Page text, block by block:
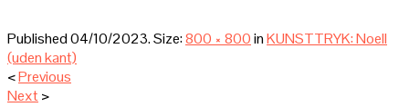
Published04/10/2023. Size:800 × 800inKUNSTTRYK: Noell
(uden kant)
<Previous
Next>